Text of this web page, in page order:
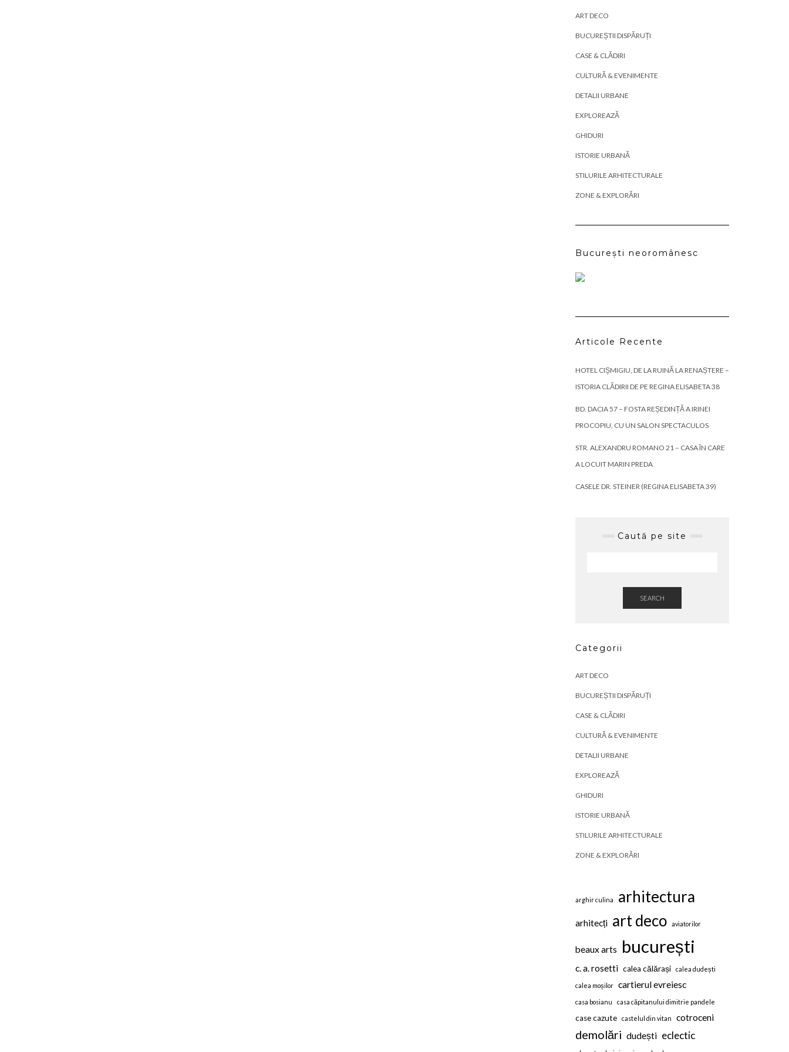
ART DECO
BUCUREȘTII DISPĂRUȚI
CASE & CLĂDIRI
CULTURĂ & EVENIMENTE
DETALII URBANE
EXPLOREAZĂ
GHIDURI
ISTORIE URBANĂ
STILURILE ARHITECTURALE
ZONE & EXPLORĂRI
București neoromânesc
Articole Recente
HOTEL CIȘMIGIU, DE LA RUINĂ LA RENAȘTERE –
ISTORIA CLĂDIRII DE PE REGINA ELISABETA 38
BD. DACIA 57 – FOSTA REȘEDINȚĂ A IRINEI
PROCOPIU, CU UN SALON SPECTACULOS
STR. ALEXANDRU ROMANO 21 – CASA ÎN CARE
A LOCUIT MARIN PREDA
CASELE DR. STEINER (REGINA ELISABETA 39)
Caută pe site
SEARCH
Categorii
ART DECO
BUCUREȘTII DISPĂRUȚI
CASE & CLĂDIRI
CULTURĂ & EVENIMENTE
DETALII URBANE
EXPLOREAZĂ
GHIDURI
ISTORIE URBANĂ
STILURILE ARHITECTURALE
ZONE & EXPLORĂRI
arghir culina arhitectura
arhitecți art deco aviatorilor
beaux arts bucurești
c. a. rosetti calea călărași calea dudești
calea moșilor cartierul evreiesc
casa bosianu casa căpitanului dimitrie pandele
case cazute castelul din vitan cotroceni
demolări dudești eclectic